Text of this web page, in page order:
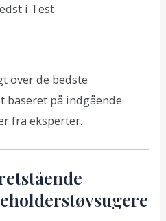
i Test
over de bedste
baseret på indgående
fra eksperter.